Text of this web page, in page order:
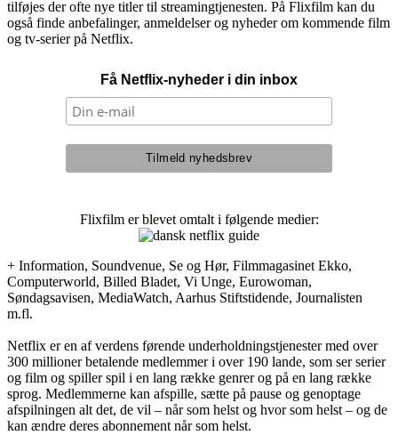
tilføjes der ofte nye titler til streamingtjenesten. På Flixfilm kan du
også finde anbefalinger, anmeldelser og nyheder om kommende film
og tv-serier på Netflix.
Få Netflix-nyheder i din inbox
Flixfilm er blevet omtalt i følgende medier:
+ Information, Soundvenue, Se og Hør, Filmmagasinet Ekko,
Computerworld, Billed Bladet, Vi Unge, Eurowoman,
Søndagsavisen, MediaWatch, Aarhus Stiftstidende, Journalisten
m.fl.
Netflix er en af verdens førende underholdningstjenester med over
300 millioner betalende medlemmer i over 190 lande, som ser serier
og film og spiller spil i en lang række genrer og på en lang række
sprog. Medlemmerne kan afspille, sætte på pause og genoptage
afspilningen alt det, de vil – når som helst og hvor som helst – og de
kan ændre deres abonnement når som helst.